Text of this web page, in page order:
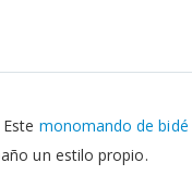
monomando de bidé
un estilo propio.